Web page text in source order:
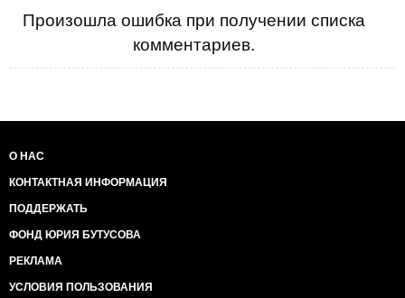
екстраординарні , перш за все Комітет
Національного порятунку , де небуде ні
комуністів , ні шовіністів , ні олігахів , або їх
українська
Произошла ошибка при получении списка
комментариев.
О НАС
КОНТАКТНАЯ ИНФОРМАЦИЯ
ПОДДЕРЖАТЬ
ФОНД ЮРИЯ БУТУСОВА
РЕКЛАМА
УСЛОВИЯ ПОЛЬЗОВАНИЯ